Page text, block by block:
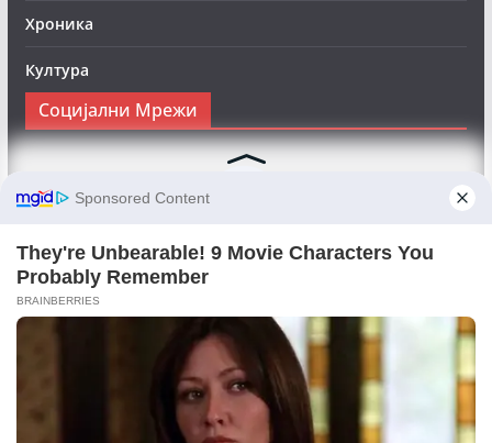
Хроника
Култура
Социјални Мрежи
Следете нè на Фејсбук за да сте во тек со најновите